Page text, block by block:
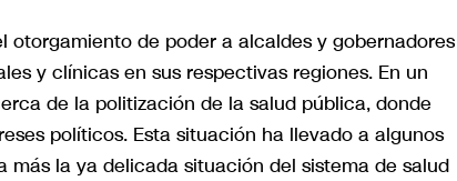
de poder a alcaldes y gobernadores
y clínicas en sus respectivas regiones. En un
de la politización de la salud pública, donde
políticos. Esta situación ha llevado a algunos
la ya delicada situación del sistema de salud